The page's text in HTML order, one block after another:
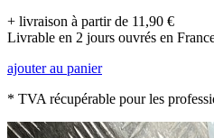
+ livraison à partir de 11,90 €
Livrable en 2 jours ouvrés en
ajouter au panier
* TVA récupérable pour les